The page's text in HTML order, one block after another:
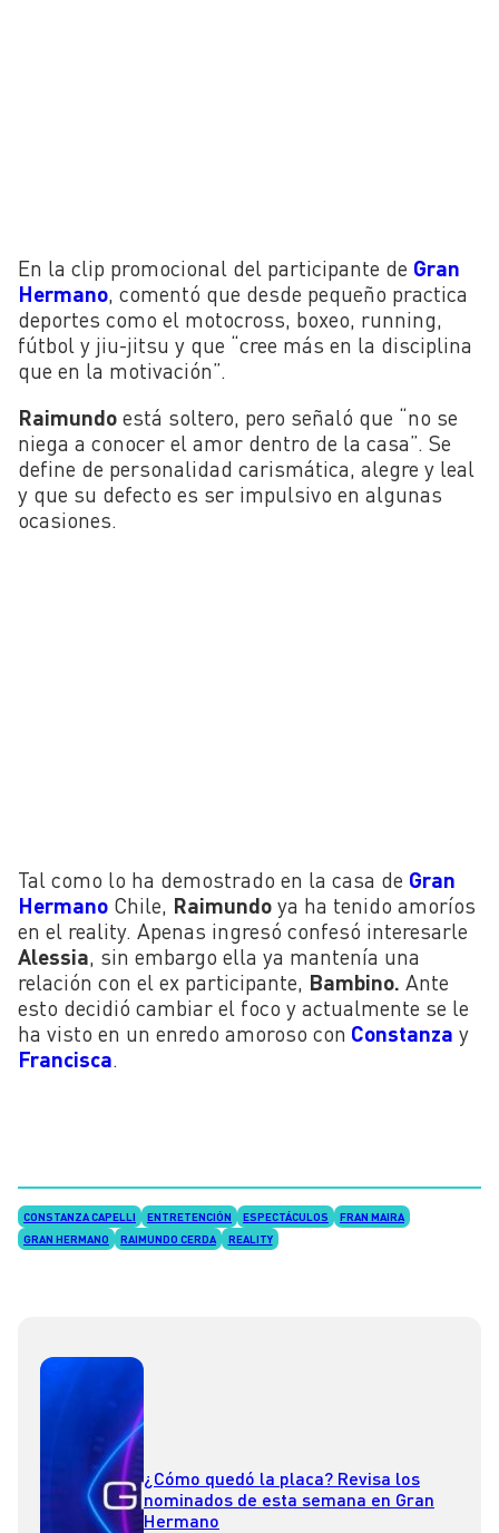
En la clip promocional del participante de Gran
Hermano, comentó que desde pequeño practica
deportes como el motocross, boxeo, running,
fútbol y jiu-jitsu y que “cree más en la disciplina
que en la motivación”.
Raimundo está soltero, pero señaló que “no se
niega a conocer el amor dentro de la casa”. Se
define de personalidad carismática, alegre y leal
y que su defecto es ser impulsivo en algunas
ocasiones.
Tal como lo ha demostrado en la casa de Gran
Hermano Chile, Raimundo ya ha tenido amoríos
en el reality. Apenas ingresó confesó interesarle
Alessia , sin embargo ella ya mantenía una
relación con el ex participante, Bambino. Ante
esto decidió cambiar el foco y actualmente se le
ha visto en un enredo amoroso con Constanza y
Francisca
CONSTANZA CAPELLI ENTRETENCIÓN ESPECTÁCULOS
FRAN MAIRA
GRAN HERMANO
RAIMUNDO CERDA REALITY
¿Cómo quedó la placa? Revisa los
nominados de esta semana en Gran
Hermano